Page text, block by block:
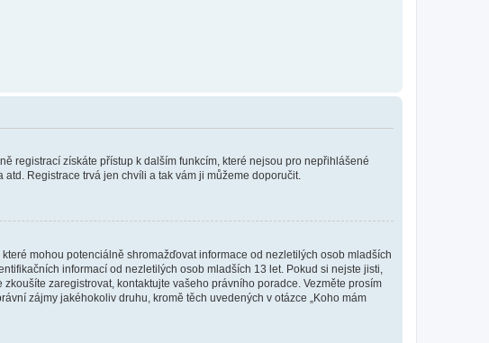
registrací získáte přístup k dalším funkcím, které nejsou pro nepřihlášené
Registrace trvá jen chvíli a tak vám ji můžeme doporučit.
mohou potenciálně shromažďovat informace od nezletilých osob mladších
informací od nezletilých osob mladších 13 let. Pokud si nejste jisti,
zaregistrovat, kontaktujte vašeho právního poradce. Vezměte prosím
zájmy jakéhokoliv druhu, kromě těch uvedených v otázce „Koho mám